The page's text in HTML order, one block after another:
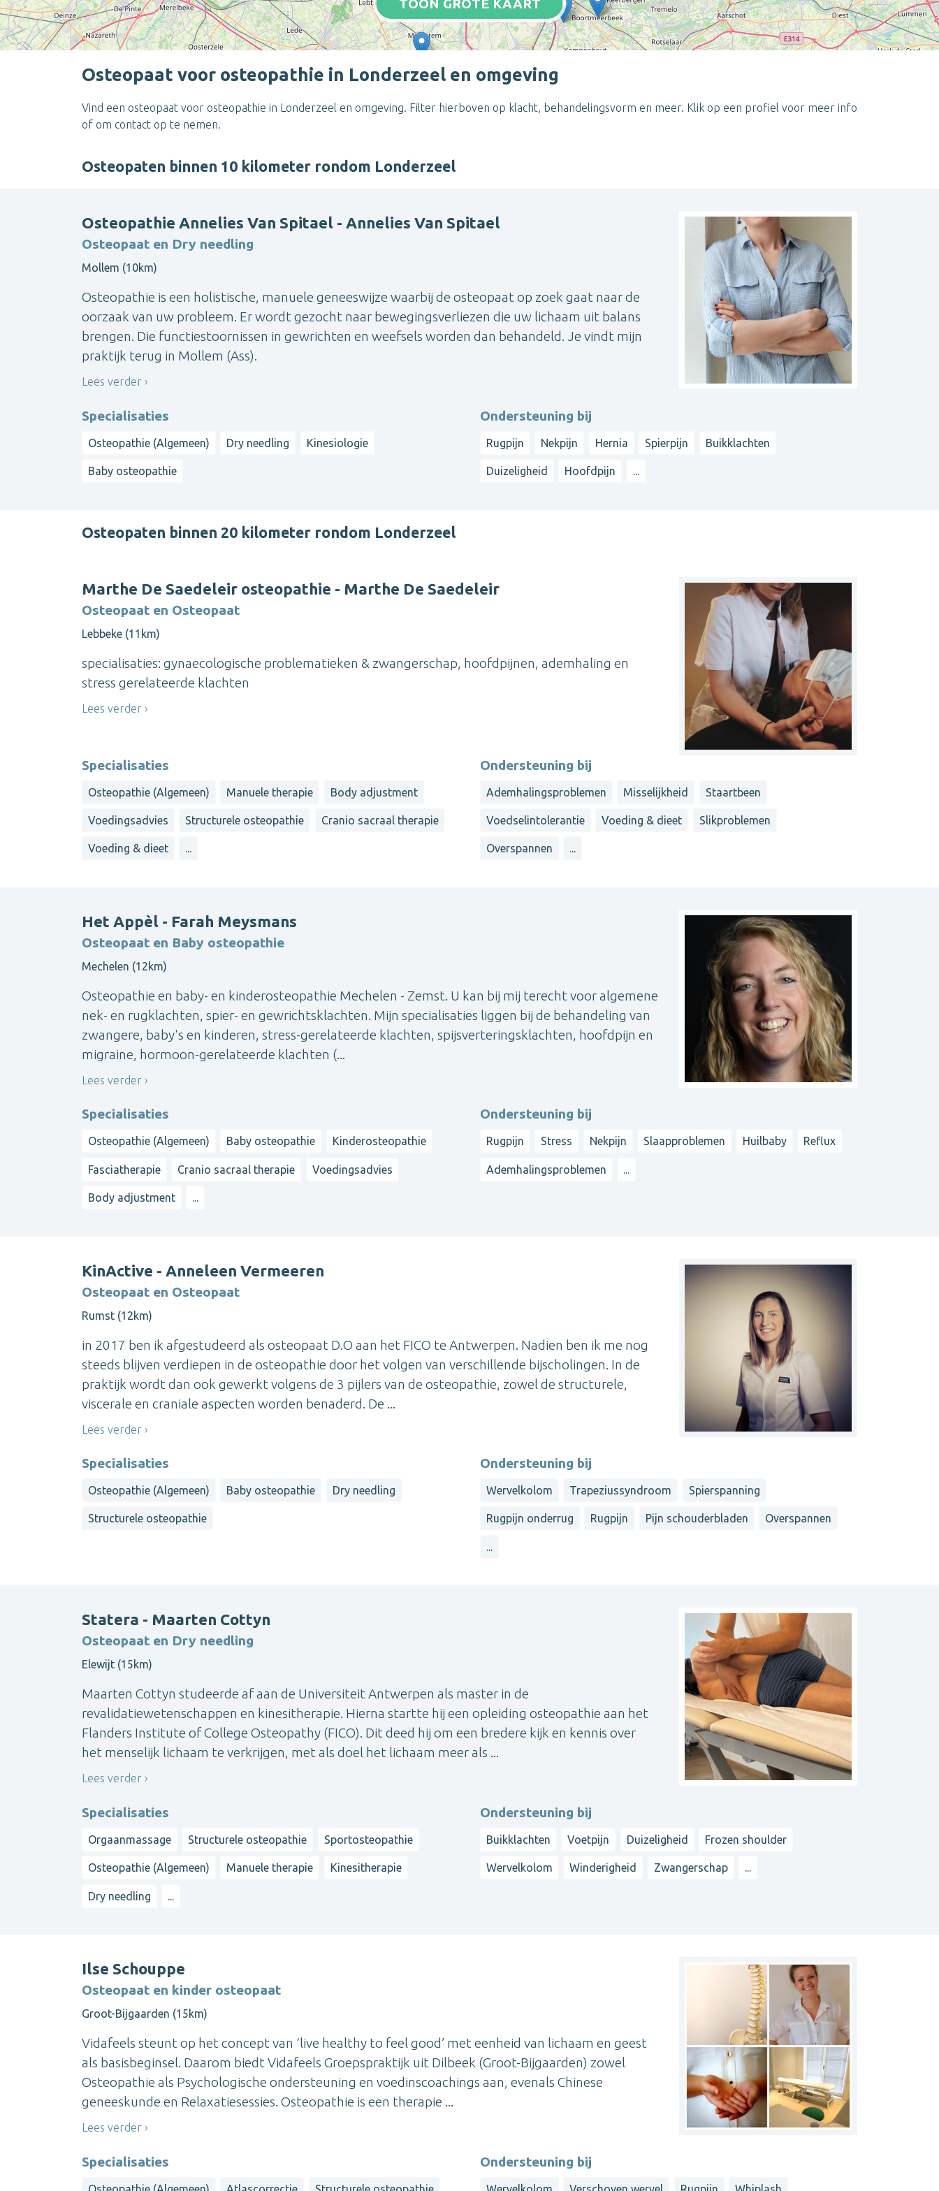
TOON GROTE KAART
Osteopaat voor osteopathie in Londerzeel en omgeving
Vind een osteopaat voor osteopathie in Londerzeel en omgeving. Filter hierboven op klacht, behandelingsvorm en meer. Klik op een profiel voor meer info
of om contact op te nemen.
Osteopaten binnen 10 kilometer rondom Londerzeel
Osteopathie Annelies Van Spitael - Annelies Van Spitael
Osteopaat en Dry needling
Mollem (10km)
Osteopathie is een holistische, manuele geneeswijze waarbij de osteopaat op zoek gaat naar de
oorzaak van uw probleem. Er wordt gezocht naar bewegingsverliezen die uw lichaam uit balans
brengen. Die functiestoornissen in gewrichten en weefsels worden dan behandeld. Je vindt mijn
praktijk terug in Mollem (Ass).
Lees verder
Specialisaties
Osteopathie (Algemeen) Dry needling Kinesiologie
Baby osteopathie
Ondersteuning bij
Rugpijn Nekpijn Hernia Spierpijn Buikklachten
Duizeligheid Hoofdpijn ...
Osteopaten binnen 20 kilometer rondom Londerzeel
Marthe De Saedeleir osteopathie - Marthe De Saedeleir
Osteopaat en Osteopaat
Lebbeke (11km)
specialisaties: gynaecologische problematieken & zwangerschap, hoofdpijnen, ademhaling en
stress gerelateerde klachten
Lees verder
Specialisaties
Osteopathie (Algemeen) Manuele therapie Body adjustment
Voedingsadvies Structurele osteopathie Cranio sacraal therapie
Voeding & dieet ...
Ondersteuning bij
Ademhalingsproblemen Misselijkheid Staartbeen
Voedselintolerantie Voeding & dieet Slikproblemen
Overspannen ...
Het Appèl - Farah Meysmans
Osteopaat en Baby osteopathie
Mechelen (12km)
Osteopathie en baby- en kinderosteopathie Mechelen - Zemst. U kan bij mij terecht voor algemene
nek- en rugklachten, spier- en gewrichtsklachten. Mijn specialisaties liggen bij de behandeling van
zwangere, baby's en kinderen, stress-gerelateerde klachten, spijsverteringsklachten, hoofdpijn en
migraine, hormoon-gerelateerde klachten (...
Lees verder
Specialisaties
Osteopathie (Algemeen) Baby osteopathie Kinderosteopathie
Fasciatherapie Cranio sacraal therapie Voedingsadvies
Body adjustment ...
Ondersteuning bij
Rugpijn Stress Nekpijn Slaapproblemen Huilbaby Reflux
Ademhalingsproblemen ...
KinActive - Anneleen Vermeeren
Osteopaat en Osteopaat
Rumst (12km)
in 2017 ben ik afgestudeerd als osteopaat D.O aan het FICO te Antwerpen. Nadien ben ik me nog
steeds blijven verdiepen in de osteopathie door het volgen van verschillende bijscholingen. In de
praktijk wordt dan ook gewerkt volgens de 3 pijlers van de osteopathie, zowel de structurele,
viscerale en craniale aspecten worden benaderd. De ...
Lees verder
Specialisaties
Osteopathie (Algemeen) Baby osteopathie Dry needling
Structurele osteopathie
Ondersteuning bij
Wervelkolom Trapeziussyndroom Spierspanning
Rugpijn onderrug Rugpijn Pijn schouderbladen Overspannen
...
Statera - Maarten Cottyn
Osteopaat en Dry needling
Elewijt (15km)
Maarten Cottyn studeerde af aan de Universiteit Antwerpen als master in de
revalidatiewetenschappen en kinesitherapie. Hierna startte hij een opleiding osteopathie aan het
Flanders Institute of College Osteopathy (FICO). Dit deed hij om een bredere kijk en kennis over
het menselijk lichaam te verkrijgen, met als doel het lichaam meer als ...
Lees verder
Specialisaties
Orgaanmassage Structurele osteopathie Sportosteopathie
Osteopathie (Algemeen) Manuele therapie Kinesitherapie
Dry needling ...
Ondersteuning bij
Buikklachten Voetpijn Duizeligheid Frozen shoulder
Wervelkolom Winderigheid Zwangerschap ...
Ilse Schouppe
Osteopaat en kinder osteopaat
Groot-Bijgaarden (15km)
Vidafeels steunt op het concept van ‘live healthy to feel good’ met eenheid van lichaam en geest
als basisbeginsel. Daarom biedt Vidafeels Groepspraktijk uit Dilbeek (Groot-Bijgaarden) zowel
Osteopathie als Psychologische ondersteuning en voedinscoachings aan, evenals Chinese
geneeskunde en Relaxatiesessies. Osteopathie is een therapie ...
Lees verder
Specialisaties Ondersteuning bij